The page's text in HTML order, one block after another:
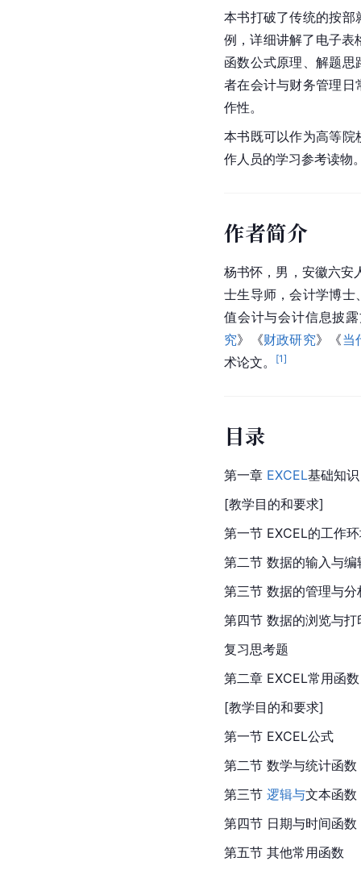
本书打破了传统的按部
例，详细讲解了电子表
函数公式原理、解题
者在会计与财务管理日
作性。
本书既可以作为高等院
作人员的学习参考读物
作者简介
杨书怀，男，安徽六安
士生导师，会计学博士
值会计与会计信息披
究》《财政研究》《当
术论文。
[1]
目录
第一章 EXCEL基础知识
[教学目的和要求]
第一节 EXCEL的工作
第二节 数据的输入与编
第三节 数据的管理与分
第四节 数据的浏览与打
复习思考题
第二章 EXCEL常用函数
[教学目的和要求]
第一节 EXCEL公式
第二节 数学与统计函数
第三节 逻辑与文本函数
第四节 日期与时间函数
第五节 其他常用函数